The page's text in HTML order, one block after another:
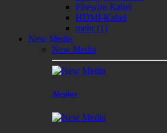
Firewire Kabel
HDMI-Kabel
mehr(1)
New Media
New Media
Airplay